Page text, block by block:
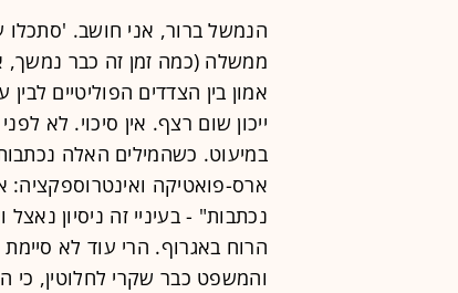
הנמשל ברור, אני חושב. 'סתכלו
ממשלה (כמה זמן זה כבר נמשך,
אמון בין הצדדים הפוליטיים
ייכון שום רצף. אין סיכוי. לא
במיעוט. כשהמילים האלה
ארס-פואטיקה
נכתבות" - בעיניי זה ניסיון
הרוח באגרוף. הרי עוד לא
והמשפט כבר שקרי לחלוטין, כי